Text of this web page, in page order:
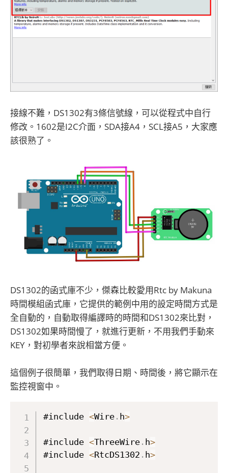
接線不難，DS1302有3條信號線，可以從程式中自行
修改。1602是I2C介面，SDA接A4，SCL接A5，大家應
該很熟了。
DS1302的函式庫不少，傑森比較愛用Rtc by Makuna
時間模組函式庫，它提供的範例中用的設定時間方式是
全自動的，自動取得編譯時的時間和DS1302來比對，
DS1302如果時間慢了，就進行更新，不用我們手動來
KEY，對初學者來說相當方便。
這個例子很簡單，我們取得日期、時間後，將它顯示在
監控視窗中。
#include <Wire. h>
#include <ThreeWire. h>
#include <RtcDS1302 . h>